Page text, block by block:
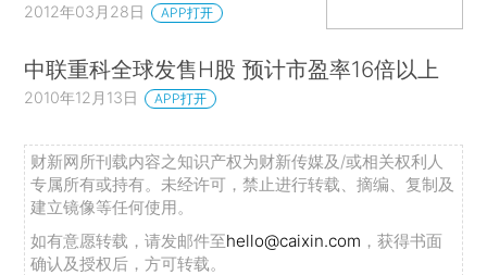
2012年03月28日 APP打开
中联重科全球发售H股 预计市盈率16倍以上
2010年12月13日 APP打开
财新网所刊载内容之知识产权为财新传媒及/或相关权利人
专属所有或持有。未经许可，禁止进行转载、摘编、复制及
建立镜像等任何使用。
如有意愿转载，请发邮件至hello@caixin.com ，获得书面
确认及授权后，方可转载。